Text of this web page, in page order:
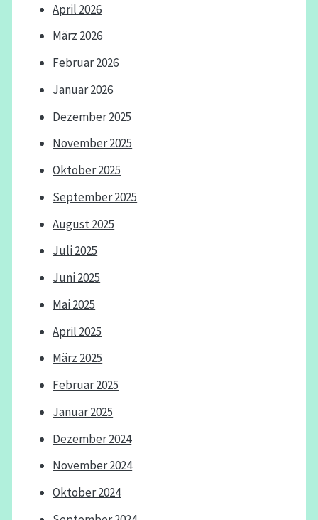
April 2026
März 2026
Februar 2026
Januar 2026
Dezember 2025
November 2025
Oktober 2025
September 2025
August 2025
Juli 2025
Juni 2025
Mai 2025
April 2025
März 2025
Februar 2025
Januar 2025
Dezember 2024
November 2024
Oktober 2024